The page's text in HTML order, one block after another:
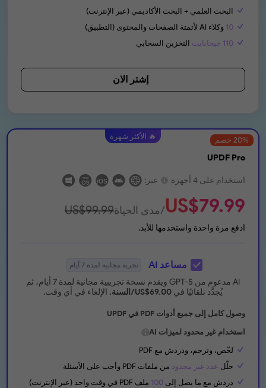
البحث العلمي + البحث الأكاديمي (عبر الإنترنت)
10 وكلاء AI لأتمتة الصفحات والمحتوى (التطبيق)
110 جيجابايت
التخزين السحابي
إشتر الان
🔥 الأكثر شهرة
UPDF Pro
20% خصم
استخدام على 4 أجهزة عبر:
US$79.99 /مدى الحياة US$99.99
ادفع مرة واحدة واستخدمها للأبد.
مساعد AI تجربة مجانية لمدة 7 أيام
AI مدعوم من GPT-5 ويقدم نسخة تجريبية مجانية لمدة 7 أيام، ثم
يُجدَّد تلقائيًا في
US$69.00 /السنة. الإلغاء في أي وقت.
وصول كامل إلى جميع أدوات PDF في UPDF
استخدام غير محدود لميزات AI
لخّص، وترجم، ودردش مع PDF
حلّل عدد غير محدود من ملفات PDF وأجب على الأسئلة
دردش مع ما يصل إلى100 ملف PDF في وقت واحد (عبر الإنترنت)